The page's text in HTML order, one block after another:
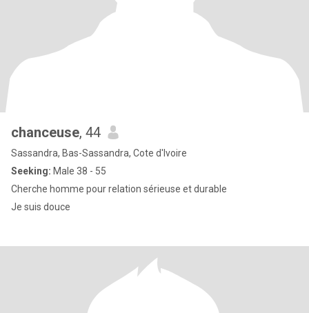
chanceuse, 44
Sassandra, Bas-Sassandra, Cote d'Ivoire
Seeking: Male 38 - 55
Cherche homme pour relation sérieuse et durable
Je suis douce